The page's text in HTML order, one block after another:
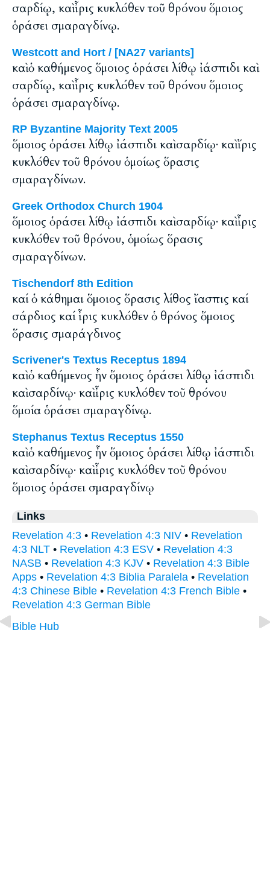
σαρδίῳ, καὶ ἶρις κυκλόθεν τοῦ θρόνου ὅμοιος
ὁράσει σμαραγδίνῳ.
Westcott and Hort / [NA27 variants]
καὶ ὁ καθήμενος ὅμοιος ὁράσει λίθῳ ἰάσπιδι καὶ
σαρδίῳ, καὶ ἶρις κυκλόθεν τοῦ θρόνου ὅμοιος
ὁράσει σμαραγδίνῳ.
RP Byzantine Majority Text 2005
ὅμοιος ὁράσει λίθῳ ἰάσπιδι καὶ σαρδίῳ· καὶ ἴρις
κυκλόθεν τοῦ θρόνου ὁμοίως ὅρασις
σμαραγδίνων.
Greek Orthodox Church 1904
ὅμοιος ὁράσει λίθῳ ἰάσπιδι καὶ σαρδίῳ· καὶ ἶρις
κυκλόθεν τοῦ θρόνου, ὁμοίως ὅρασις
σμαραγδίνων.
Tischendorf 8th Edition
καί ὁ κάθημαι ὅμοιος ὅρασις λίθος ἴασπις καί
σάρδιος καί ἶρις κυκλόθεν ὁ θρόνος ὅμοιος
ὅρασις σμαράγδινος
Scrivener's Textus Receptus 1894
καὶ ὁ καθήμενος ἦν ὅμοιος ὁράσει λίθῳ ἰάσπιδι
καὶ σαρδίνῳ· καὶ ἶρις κυκλόθεν τοῦ θρόνου
ὅμοία ὁράσει σμαραγδίνῳ.
Stephanus Textus Receptus 1550
καὶ ὁ καθήμενος ἦν ὅμοιος ὁράσει λίθῳ ἰάσπιδι
καὶ σαρδίνῳ· καὶ ἶρις κυκλόθεν τοῦ θρόνου
ὅμοιος ὁράσει σμαραγδίνῳ
Links
Revelation 4:3 • Revelation 4:3 NIV • Revelation
4:3 NLT • Revelation 4:3 ESV • Revelation 4:3
NASB • Revelation 4:3 KJV • Revelation 4:3 Bible
Apps • Revelation 4:3 Biblia Paralela • Revelation
4:3 Chinese Bible • Revelation 4:3 French Bible •
Revelation 4:3 German Bible
Bible Hub